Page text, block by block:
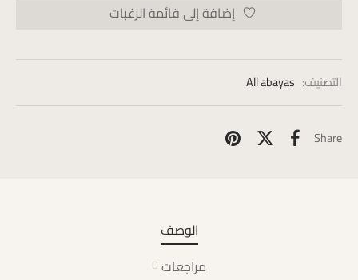
إضافة إلى قائمة الرغبات
التصنيف: All abayas
Share
الوصف
مراجعات0